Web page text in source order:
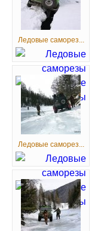
Ледовые саморез...
Ледовые саморез...